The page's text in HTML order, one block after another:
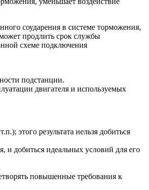
соударения в системе торможения,
продлить срок службы
схеме подключения
подстанции.
двигателя и используемых
этого результата нельзя добиться
и добиться идеальных условий для его
повышенные требования к